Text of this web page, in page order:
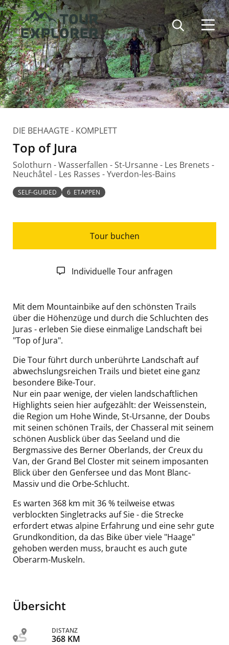
Direkt
zum
Inhalt
DIE BEHAAGTE - KOMPLETT
Top of Jura
Solothurn - Wasserfallen - St-Ursanne - Les Brenets -
Neuchâtel - Les Rasses - Yverdon-les-Bains
SELF-GUIDED 6 ETAPPEN
Tour buchen
Individuelle Tour anfragen
Mit dem Mountainbike auf den schönsten Trails
über die Höhenzüge und durch die Schluchten des
Juras - erleben Sie diese einmalige Landschaft bei
"Top of Jura".
Die Tour führt durch unberührte Landschaft auf
abwechslungsreichen Trails und bietet eine ganz
besondere Bike-Tour.
Nur ein paar wenige, der vielen landschaftlichen
Highlights seien hier aufgezählt: der Weissenstein,
die Region um Hohe Winde, St-Ursanne, der Doubs
mit seinen schönen Trails, der Chasseral mit seinem
schönen Ausblick über das Seeland und die
Bergmassive des Berner Oberlands, der Creux du
Van, der Grand Bel Closter mit seinem imposanten
Blick über den Genfersee und das Mont Blanc-
Massiv und die Orbe-Schlucht.
Es warten 368 km mit 36 % teilweise etwas
verblockten Singletracks auf Sie - die Strecke
erfordert etwas alpine Erfahrung und eine sehr gute
Grundkondition, da das Bike über viele "Haage"
gehoben werden muss, braucht es auch gute
Oberarm-Muskeln.
Übersicht
DISTANZ
368 KM